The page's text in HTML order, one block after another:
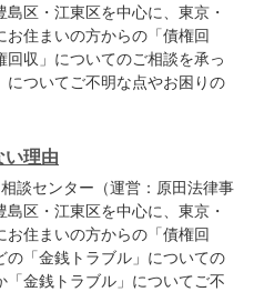
区・江東区を中心に、東京・
住まいの方からの「債権回
収」についてのご相談を承っ
についてご不明な点やお困りの
い理由
談センター（運営：原田法律事
区・江東区を中心に、東京・
住まいの方からの「債権回
の「金銭トラブル」についての
金銭トラブル」についてご不